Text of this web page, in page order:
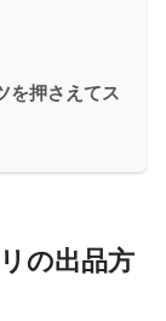
を押さえてス
の出品方